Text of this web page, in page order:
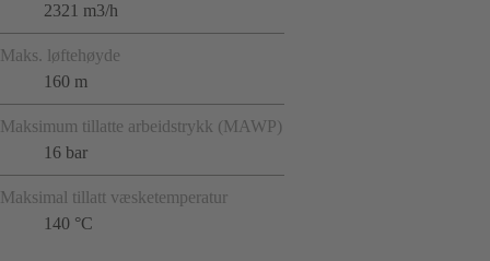
2321 m3/h
Maks. løftehøyde
160 m
Maksimum tillatte arbeidstrykk (MAWP)
16 bar
Maksimal tillatt væsketemperatur
140 °C